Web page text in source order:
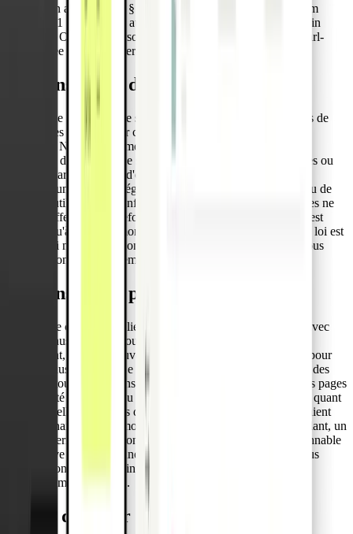
Permission according to § 34c Gewerbeordnung (GewO) from
17.02.2021 Supervisory authority: Bezirksamt Mitte von Berlin
Abteilung Ordnung, Personal und Finanzen Ordnungsamt Karl-
Marx-Allee 31 10178 Berlin
Responsabilité du contenu
En tant que prestataire de services, nous sommes responsables de
nos propres contenus sur ces pages conformément aux lois
générales. Nous ne sommes toutefois pas tenus, en tant que
prestataire de services, de surveiller les informations transmises ou
stockées par des tiers ni d'enquêter sur les circonstances qui
indiquent une activité illégale. Les obligations de supprimer ou de
bloquer l'utilisation des informations en vertu des lois générales ne
sont pas affectées. Toutefois, une responsabilité à cet égard n'est
possible qu'à partir du moment où une infraction concrète à la loi est
connue. Si nous avons connaissance d'infractions diverses, nous
supprimerons immédiatement les contenus concernés.
Responsabilité pour les liens
Notre offre contient des liens vers des sites externes de tiers, avec
des contenus desquels nous n'avons aucune influence. Par
conséquent, nous ne pouvons assumer aucune responsabilité pour
ces contenus externes. Le fournisseur ou l'exploitant respectif des
pages est toujours responsable du contenu des pages liées. Les pages
liées ont été contrôlées au moment de la mise en place du lien quant
à d'éventuelles violations de la loi. Les contenus illégaux n'étaient
pas reconnaissables au moment de la création du lien. Cependant, un
contrôle permanent du contenu des pages liées n'est pas raisonnable
sans preuve concrète d'une violation de la loi. Toutefois si nous
prenons connaissance d'infractions, nous supprimerons
immédiatement ces liens.
Droits d'auteur